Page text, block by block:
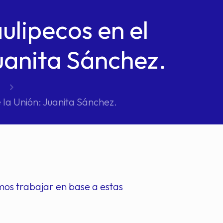
en el
Sánchez.
Unión: Juanita Sánchez.
trabajar en base a estas